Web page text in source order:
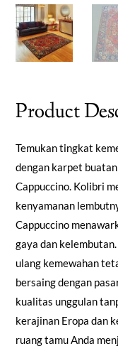
Product
Temukan tingkat
dengan karpet
Cappuccino. Kolibri
kenyamanan
Cappuccino
gaya dan
ulang kemewahan
bersaing dengan
kualitas unggulan
kerajinan Eropa dan
ruang tamu Anda